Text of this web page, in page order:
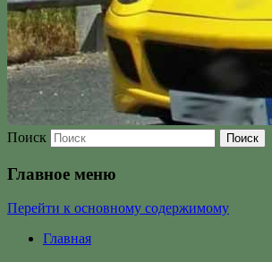
Поиск
Главное меню
Перейти к основному содержимому
Главная